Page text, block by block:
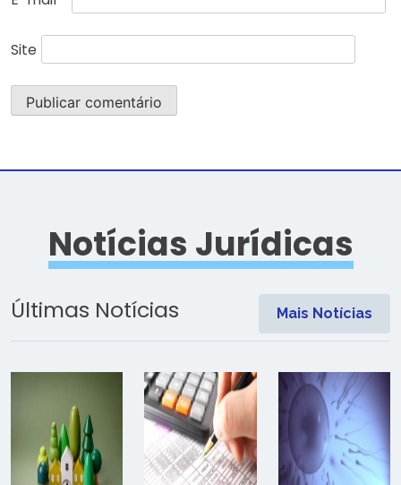
Site
Notícias Jurídicas
Últimas Notícias Mais Notícias